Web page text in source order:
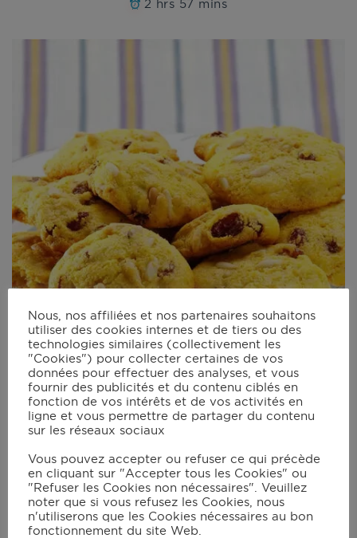
2 hrs 57 mins
Biscuits au maïs et aux raisins secs,
sans gluten
29 mins
Nous, nos affiliées et nos partenaires souhaitons
utiliser des cookies internes et de tiers ou des
technologies similaires (collectivement les
"Cookies") pour collecter certaines de vos
données pour effectuer des analyses, et vous
fournir des publicités et du contenu ciblés en
fonction de vos intérêts et de vos activités en
ligne et vous permettre de partager du contenu
sur les réseaux sociaux
Vous pouvez accepter ou refuser ce qui précède
en cliquant sur "Accepter tous les Cookies" ou
"Refuser les Cookies non nécessaires". Veuillez
noter que si vous refusez les Cookies, nous
n'utiliserons que les Cookies nécessaires au bon
fonctionnement du site Web.